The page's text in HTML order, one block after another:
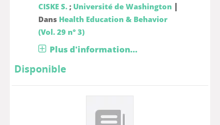
CISKE S.; Université de Washington |
Dans Health Education & Behavior
(Vol. 29 n° 3)
Plus d'information...
Disponible